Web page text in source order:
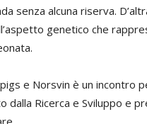
senza alcuna riserva.
genetico che
e Norsvin è un incontro
dalla Ricerca e Sviluppo e